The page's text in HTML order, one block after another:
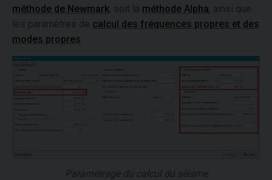
méthode de Newmark, soit la méthode Alpha, ainsi que
les paramètres de calcul des fréquences propres et des
modes propres
Paramétrage du calcul du séisme